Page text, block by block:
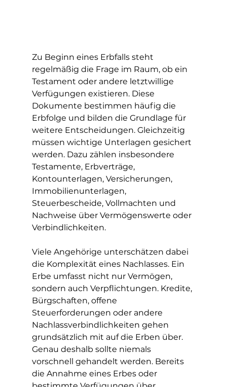
Zu Beginn eines Erbfalls steht
regelmäßig die Frage im Raum, ob ein
Testament oder andere letztwillige
Verfügungen existieren. Diese
Dokumente bestimmen häufig die
Erbfolge und bilden die Grundlage für
weitere Entscheidungen. Gleichzeitig
müssen wichtige Unterlagen gesichert
werden. Dazu zählen insbesondere
Testamente, Erbverträge,
Kontounterlagen, Versicherungen,
Immobilienunterlagen,
Steuerbescheide, Vollmachten und
Nachweise über Vermögenswerte oder
Verbindlichkeiten.
Viele Angehörige unterschätzen dabei
die Komplexität eines Nachlasses. Ein
Erbe umfasst nicht nur Vermögen,
sondern auch Verpflichtungen. Kredite,
Bürgschaften, offene
Steuerforderungen oder andere
Nachlassverbindlichkeiten gehen
grundsätzlich mit auf die Erben über.
Genau deshalb sollte niemals
vorschnell gehandelt werden. Bereits
die Annahme eines Erbes oder